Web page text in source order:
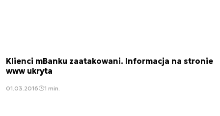
Klienci mBanku zaatakowani. Informacja na stronie
www ukryta
01.03.2016 1 min.